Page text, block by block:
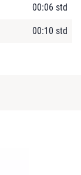
00:06 std
00:10 std